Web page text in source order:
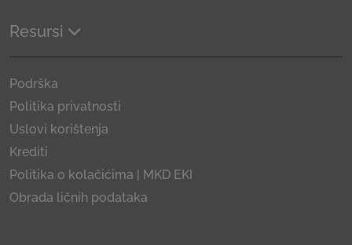
Resursi
Podrška
Politika privatnosti
Uslovi korištenja
Krediti
Politika o kolačićima | MKD EKI
Obrada ličnih podataka